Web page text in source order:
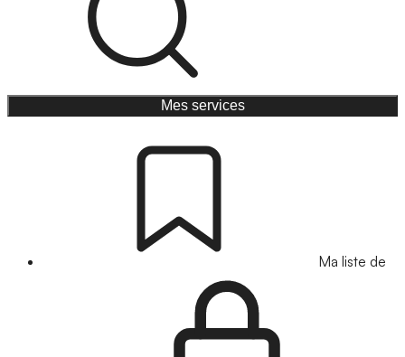
Mes services
Ma liste de